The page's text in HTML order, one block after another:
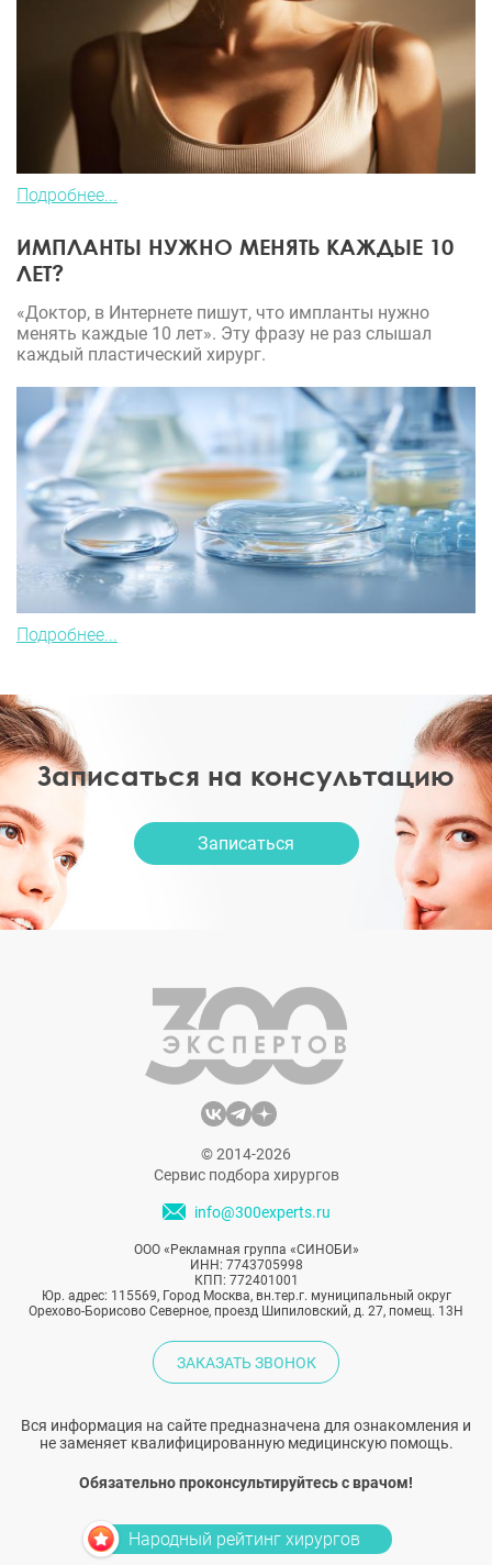
Подробнее...
ИМПЛАНТЫ НУЖНО МЕНЯТЬ КАЖДЫЕ 10
ЛЕТ?
«Доктор, в Интернете пишут, что импланты нужно
менять каждые 10 лет». Эту фразу не раз слышал
каждый пластический хирург.
Подробнее...
Записаться на консультацию
Записаться
© 2014-2026
Сервис подбора хирургов
info@300experts.ru
ООО «Рекламная группа «СИНОБИ»
ИНН: 7743705998
КПП: 772401001
Юр. адрес: 115569, Город Москва, вн.тер.г. муниципальный округ
Орехово-Борисово Северное, проезд Шипиловский, д. 27, помещ. 13Н
ЗАКАЗАТЬ ЗВОНОК
Вся информация на сайте предназначена для ознакомления и
не заменяет квалифицированную медицинскую помощь.
Обязательно проконсультируйтесь с врачом!
Народный рейтинг хирургов